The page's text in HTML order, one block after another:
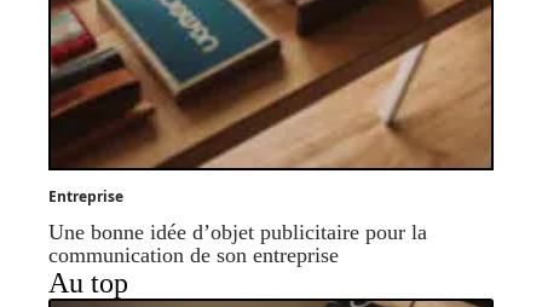
Entreprise
Une bonne idée d’objet publicitaire pour la
communication de son entreprise
Au top